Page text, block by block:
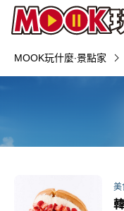
MOOK玩什麼‧景點家
美